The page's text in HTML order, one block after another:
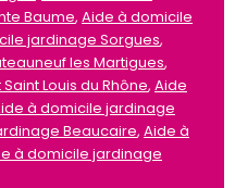
Baume, Aide à domicile
jardinage Sorgues,
les Martigues,
Louis du Rhône, Aide
à domicile jardinage
Beaucaire, Aide à
à domicile jardinage